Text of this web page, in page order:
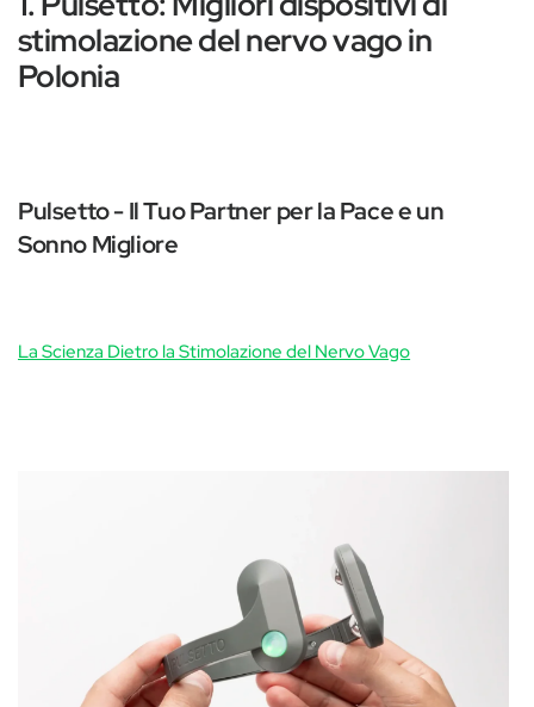
stimolazione del nervo vago in
Polonia
Pulsetto - Il Tuo Partner per la Pace e un
Sonno Migliore
La Scienza Dietro la Stimolazione del Nervo Vago